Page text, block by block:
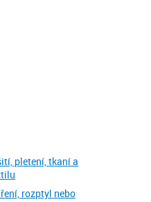
pletení, tkaní a
rozptyl nebo